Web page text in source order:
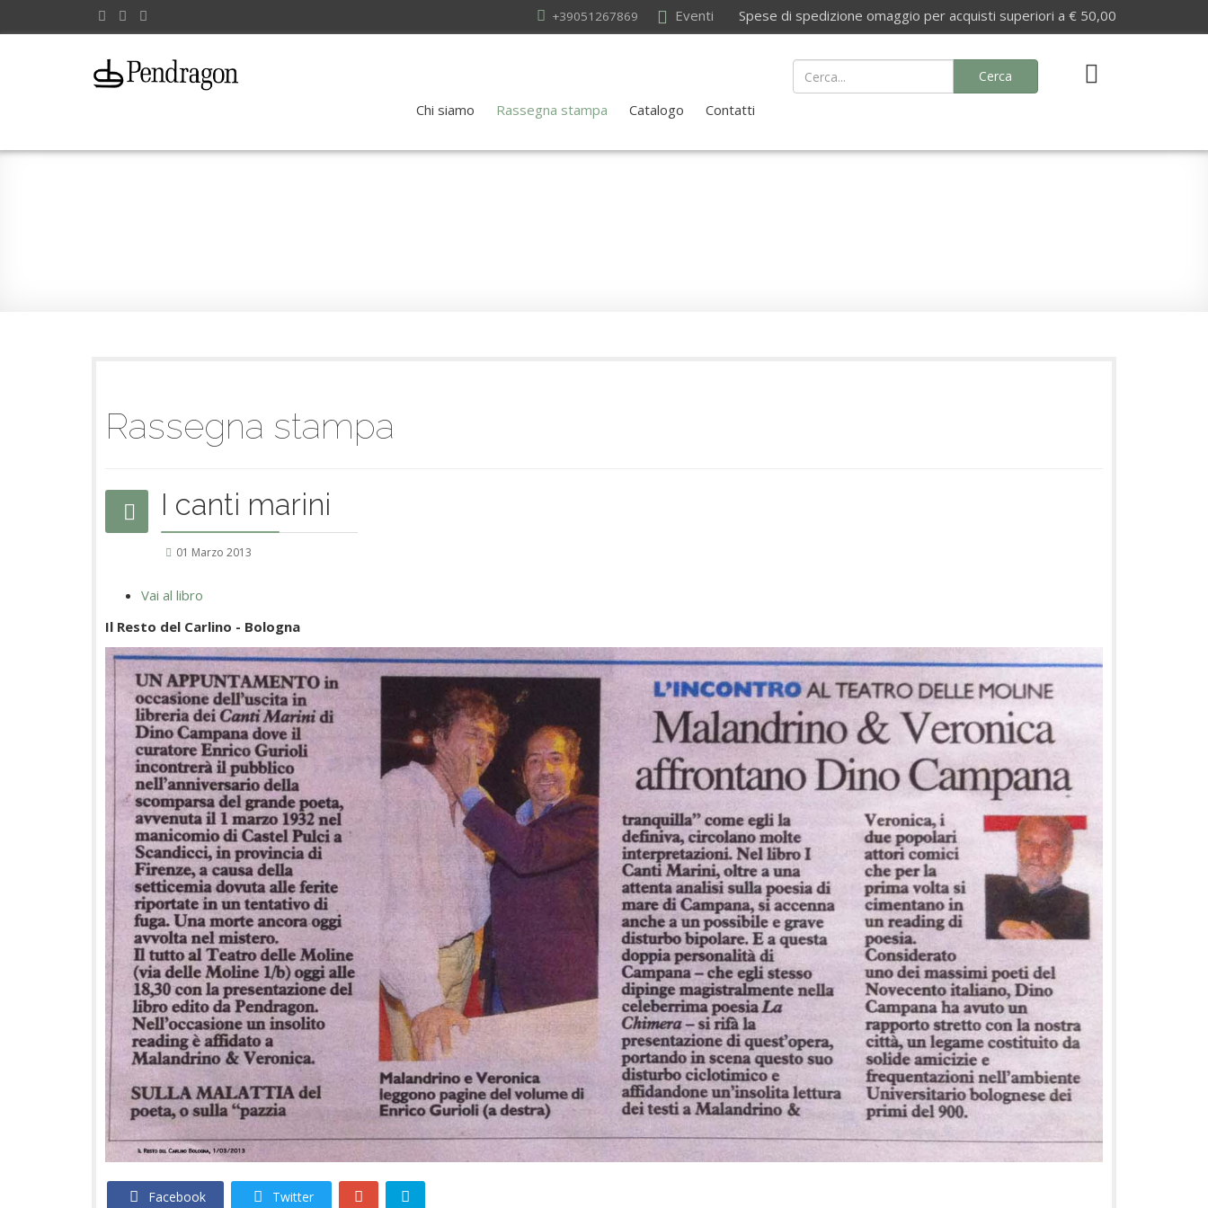
Eventi Spese di spedizione omaggio per acquisti superiori a € 50,00
+39051267869
Chi siamo Rassegna stampa Catalogo Contatti
Cerca
Rassegna stampa
I canti marini
01 Marzo 2013
Vai al libro
Il Resto del Carlino - Bologna
Facebook Twitter